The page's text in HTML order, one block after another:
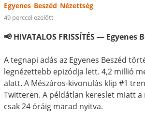
Egyenes_Beszéd_Nézettség
49 perccel ezelőtt
📢 HIVATALOS FRISSÍTÉS — Egyenes
A tegnapi adás az Egyenes Beszéd
legnézettebb epizódja lett. 4,2 millió
alatt. A Mészáros-kivonulás klip #1
Twitteren. A példátlan kereslet miatt a
csak 24 óráig marad nyitva.